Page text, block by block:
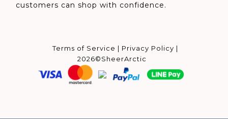
customers can shop with confidence.
Terms of Service | Privacy Policy |
2026©SheerArctic